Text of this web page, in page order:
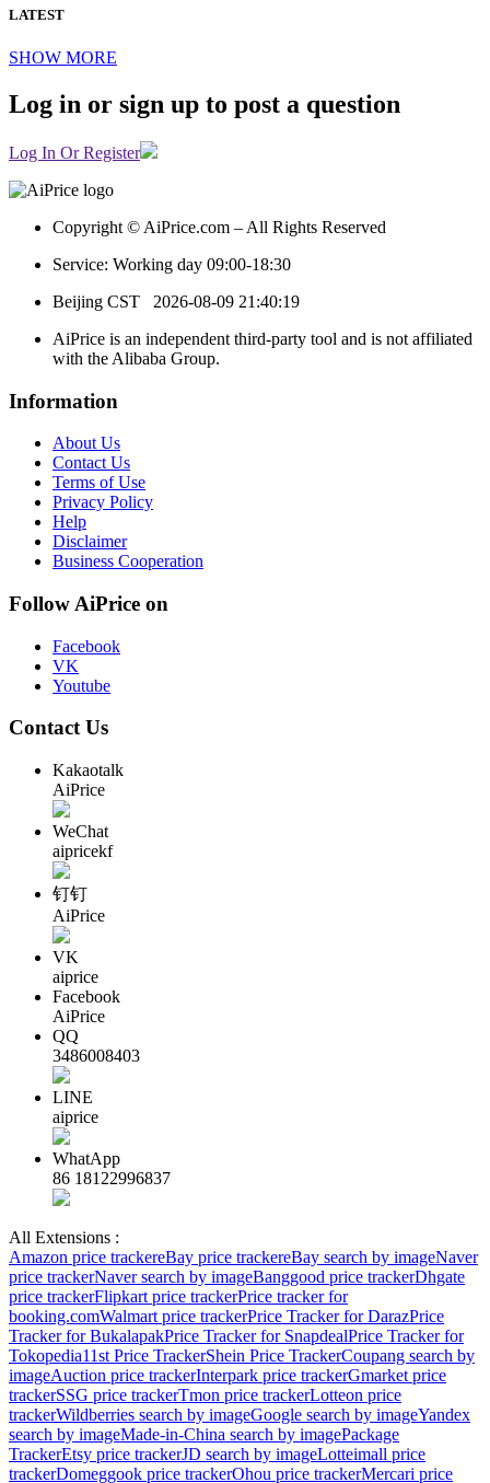
LATEST
SHOW MORE
Log in or sign up to post a question
Log In Or Register
Copyright © AiPrice.com – All Rights Reserved
Service: Working day 09:00-18:30
Beijing CST 2026-08-09 21:40:19
AiPrice is an independent third-party tool and is not affiliated
with the Alibaba Group.
Information
About Us
Contact Us
Terms of Use
Privacy Policy
Help
Disclaimer
Business Cooperation
Follow AiPrice on
Facebook
VK
Youtube
Contact Us
Kakaotalk
AiPrice
WeChat
aipricekf
钉钉
AiPrice
VK
aiprice
Facebook
AiPrice
QQ
3486008403
LINE
aiprice
WhatApp
86 18122996837
All Extensions :
Amazon price trackereBay price trackereBay search by imageNaver
price trackerNaver search by imageBanggood price trackerDhgate
price trackerFlipkart price trackerPrice tracker for
booking.comWalmart price trackerPrice Tracker for DarazPrice
Tracker for BukalapakPrice Tracker for SnapdealPrice Tracker for
Tokopedia11st Price TrackerShein Price TrackerCoupang search by
imageAuction price trackerInterpark price trackerGmarket price
trackerSSG price trackerTmon price trackerLotteon price
trackerWildberries search by imageGoogle search by imageYandex
search by imageMade-in-China search by imagePackage
TrackerEtsy price trackerJD search by imageLotteimall price
trackerDomeggook price trackerOhou price trackerMercari price